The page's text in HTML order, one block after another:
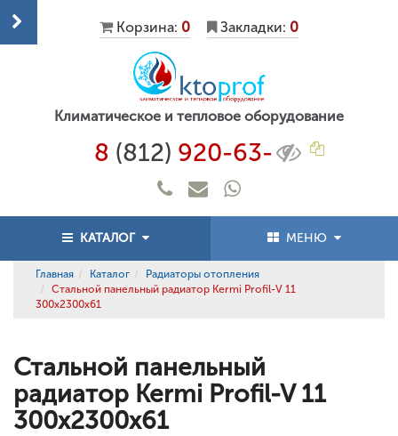
Корзина: 0 Закладки: 0
Климатическое и тепловое оборудование
8 (812) 920-63-
КАТАЛОГ МЕНЮ
Главная Каталог
Радиаторы отопления
Стальной панельный радиатор Kermi Profil-V 11
300x2300x61
Стальной панельный
радиатор Kermi Profil-V 11
300x2300x61